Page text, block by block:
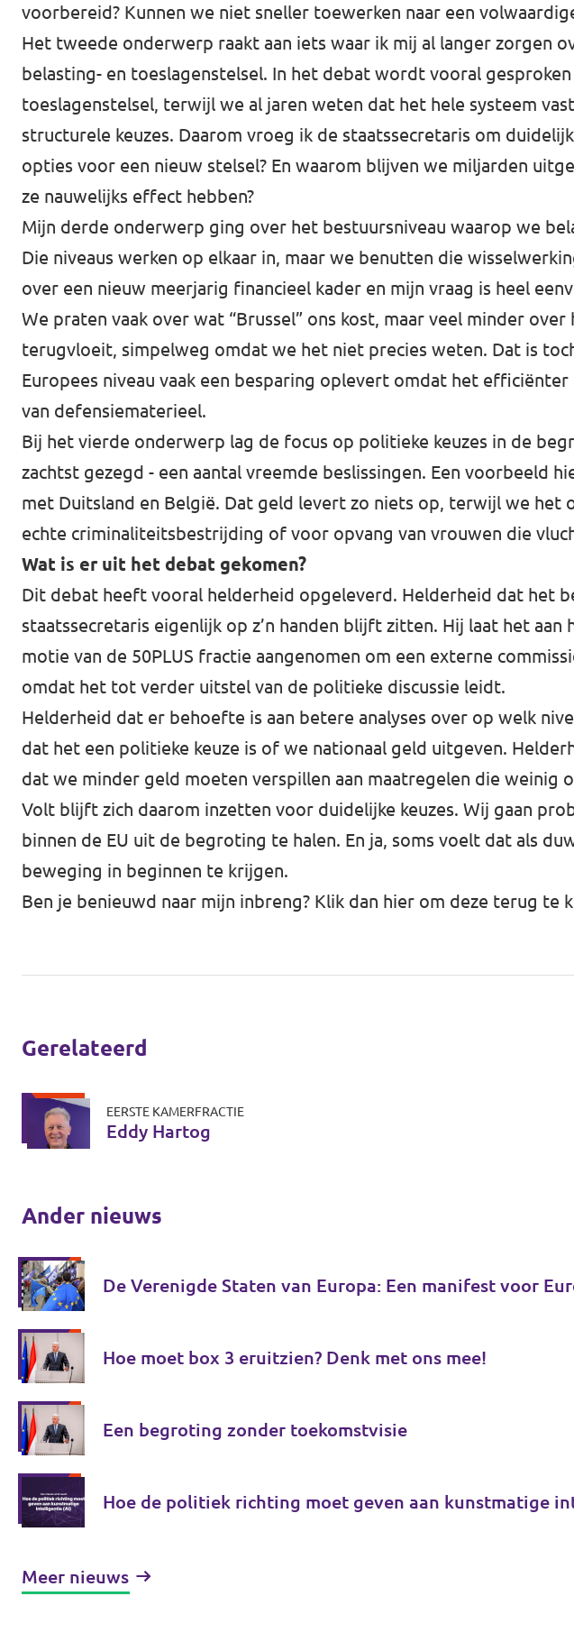
voorbereid? Kunnen we niet sneller toewerken naar een
Het tweede onderwerp raakt aan iets waar ik mij al langer zorgen
belasting- en toeslagenstelsel. In het debat wordt vooral
toeslagenstelsel, terwijl we al jaren weten dat het hele systeem
structurele keuzes. Daarom vroeg ik de staatssecretaris om
opties voor een nieuw stelsel? En waarom blijven we miljarden
ze nauwelijks effect hebben?
Mijn derde onderwerp ging over het bestuursniveau waarop we
Die niveaus werken op elkaar in, maar we benutten die
over een nieuw meerjarig financieel kader en mijn vraag is heel
We praten vaak over wat “Brussel” ons kost, maar veel minder
terugvloeit, simpelweg omdat we het niet precies weten. Dat is
Europees niveau vaak een besparing oplevert omdat het
van defensiematerieel.
Bij het vierde onderwerp lag de focus op politieke keuzes in de
zachtst gezegd - een aantal vreemde beslissingen. Een voorbeeld
met Duitsland en België. Dat geld levert zo niets op, terwijl we het
echte criminaliteitsbestrijding of voor opvang van vrouwen die
Wat is er uit het debat gekomen?
Dit debat heeft vooral helderheid opgeleverd. Helderheid dat het
staatssecretaris eigenlijk op z’n handen blijft zitten. Hij laat het
motie van de 50PLUS fractie aangenomen om een externe
omdat het tot verder uitstel van de politieke discussie leidt.
Helderheid dat er behoefte is aan betere analyses over op welk
dat het een politieke keuze is of we nationaal geld uitgeven.
dat we minder geld moeten verspillen aan maatregelen die weinig
Volt blijft zich daarom inzetten voor duidelijke keuzes. Wij gaan
binnen de EU uit de begroting te halen. En ja, soms voelt dat als
beweging in beginnen te krijgen.
Ben je benieuwd naar mijn inbreng? Klik dan hier om deze terug te
Gerelateerd
EERSTE KAMERFRACTIE
Eddy Hartog
Ander nieuws
De Verenigde Staten van Europa: Een manifest voor
Hoe moet box 3 eruitzien? Denk met ons mee!
Een begroting zonder toekomstvisie
Hoe de politiek richting moet geven aan kunstmatige
Meer nieuws